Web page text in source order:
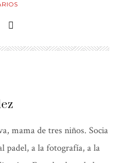
mama de tres niños. Socia
padel, a la fotografía, a la